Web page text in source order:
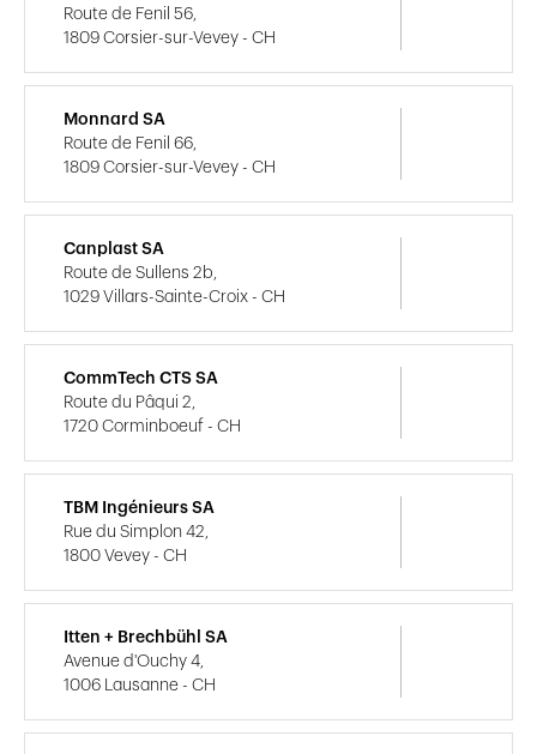
Route de Fenil 56,
1809 Corsier-sur-Vevey - CH
Monnard SA
Route de Fenil 66,
1809 Corsier-sur-Vevey - CH
Canplast SA
Route de Sullens 2b,
1029 Villars-Sainte-Croix - CH
CommTech CTS SA
Route du Pâqui 2,
1720 Corminboeuf - CH
TBM Ingénieurs SA
Rue du Simplon 42,
1800 Vevey - CH
Itten + Brechbühl SA
Avenue d'Ouchy 4,
1006 Lausanne - CH